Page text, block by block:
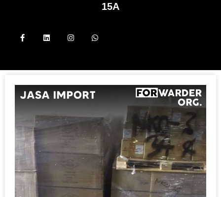
15A